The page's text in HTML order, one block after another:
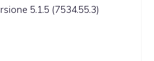
5.1.5 (7534.55.3)